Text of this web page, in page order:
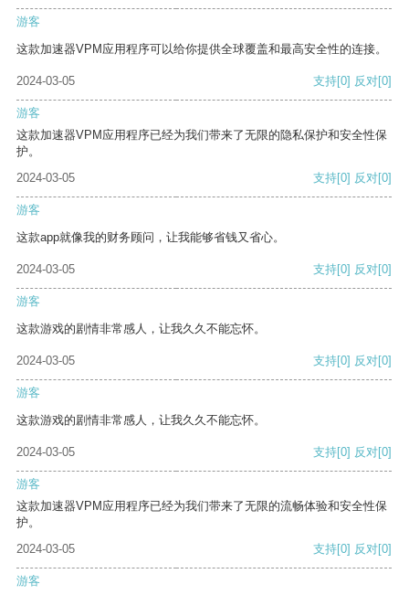
游客
这款加速器VPM应用程序可以给你提供全球覆盖和最高安全性的连接。
2024-03-05 支持[0] 反对[0]
游客
这款加速器VPM应用程序已经为我们带来了无限的隐私保护和安全性保
护。
2024-03-05
支持[0] 反对[0]
游客
这款app就像我的财务顾问，让我能够省钱又省心。
2024-03-05 支持[0] 反对[0]
游客
这款游戏的剧情非常感人，让我久久不能忘怀。
2024-03-05 支持[0] 反对[0]
游客
这款游戏的剧情非常感人，让我久久不能忘怀。
2024-03-05 支持[0] 反对[0]
游客
这款加速器VPM应用程序已经为我们带来了无限的流畅体验和安全性保
护。
2024-03-05
支持[0] 反对[0]
游客